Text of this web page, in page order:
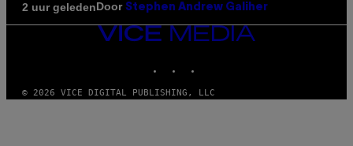
2 uur geledenDoor Stephen Andrew Galiher
VICE
© 2026 VICE DIGITAL PUBLISHING, LLC